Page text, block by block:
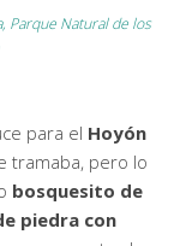
para el Hoyón
tramaba, pero lo
bosquesito de
piedra con